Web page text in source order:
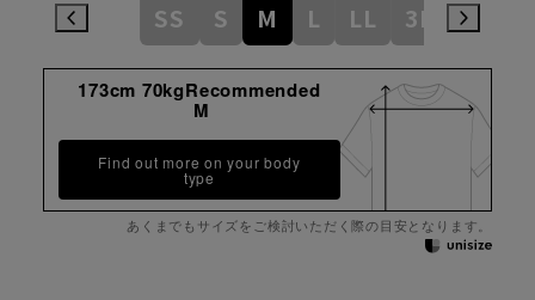
SS S M L LL 3L
173cm 70kgRecommended
M
Find out more on your body
type
あくまでもサイズをご検討いただく際の目安となります。